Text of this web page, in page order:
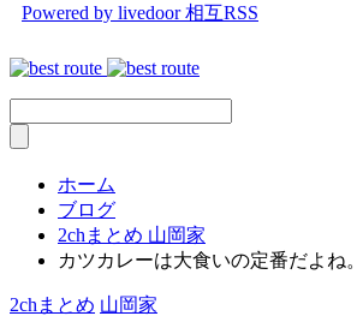
Powered by livedoor 相互RSS
ホーム
ブログ
2chまとめ 山岡家
カツカレーは大食いの定番だよね。
2chまとめ 山岡家